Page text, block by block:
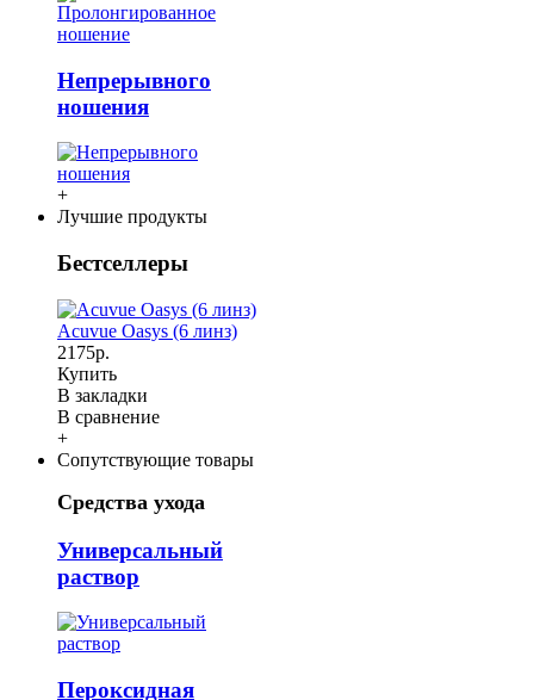
Непрерывного
ношения
+
Лучшие продукты
Бестселлеры
Acuvue Oasys (6 линз)
2175р.
Купить
В закладки
В сравнение
+
Сопутствующие товары
Средства ухода
Универсальный
раствор
Пероксидная